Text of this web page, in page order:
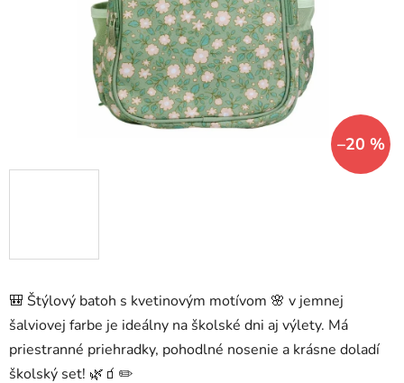
🎒 Štýlový batoh s kvetinovým motívom 🌸 v jemnej
šalviovej farbe je ideálny na školské dni aj výlety. Má
priestranné priehradky, pohodlné nosenie a krásne doladí
školský set! 🌿🧃✏️
–20 %